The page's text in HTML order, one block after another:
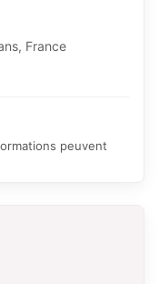
France
peuvent